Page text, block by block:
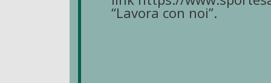
“Lavora con noi”.